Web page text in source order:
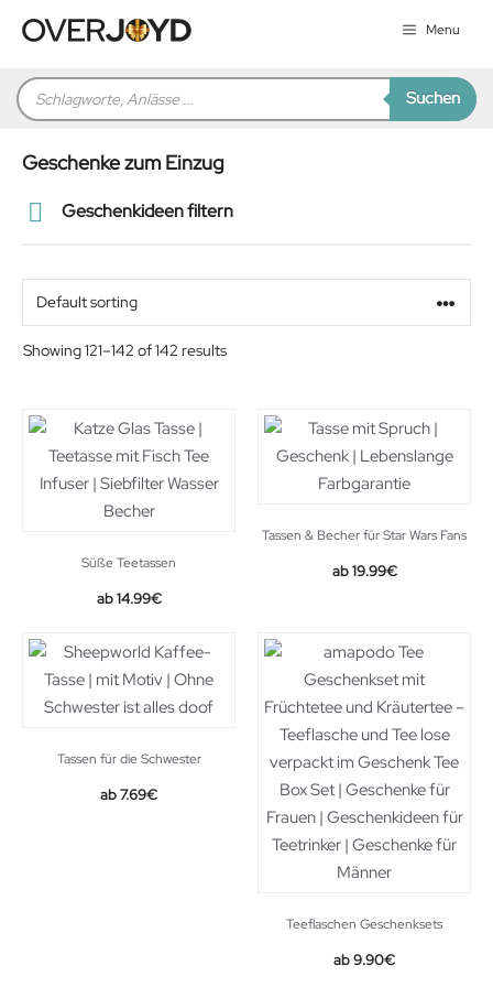
Inhalt
Menu
Products
search Suchen
Geschenke zum Einzug
Geschenkideen filtern
Beziehung
Showing 121–142 of 142 results
Süße Teetassen
14.99€
Tassen & Becher für Star Wars Fans
19.99€
Tassen für die Schwester
Original
7.69€Current
Teeflaschen Geschenksets
9.90€